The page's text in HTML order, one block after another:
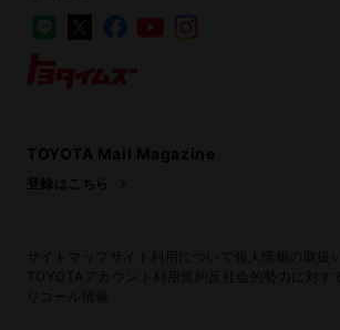
LINE
FacebookYouTube
TOYOTA Mail Magazine
登録はこちら
サイト利用について
個人情報の取扱
TOYOTAアカウント利用規約
反社会的勢力に対す
リコール情報